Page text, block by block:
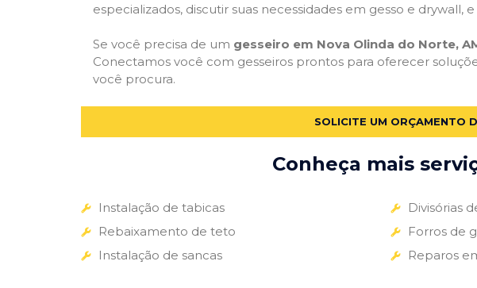
especializados, discutir suas necessidades em gesso e
Se você precisa de um gesseiro em Nova Olinda do Norte,
Conectamos você com gesseiros prontos para oferecer
você procura.
SOLICITE UM ORÇAMENTO
Conheça mais
Instalação de tabicas
Rebaixamento de teto
Instalação de sancas
Divisórias
Forros de
Reparos